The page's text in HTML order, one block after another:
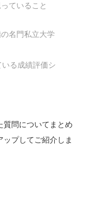
ていること
名門私立大学
る成績評価シ
質問についてまとめ
プしてご紹介しま